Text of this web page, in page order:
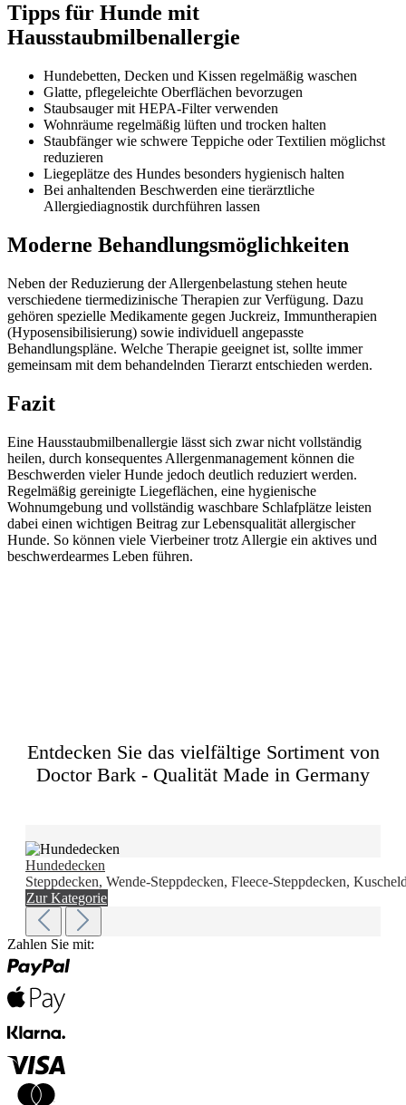
Tipps für Hunde mit
Hausstaubmilbenallergie
Hundebetten, Decken und Kissen regelmäßig waschen
Glatte, pflegeleichte Oberflächen bevorzugen
Staubsauger mit HEPA-Filter verwenden
Wohnräume regelmäßig lüften und trocken halten
Staubfänger wie schwere Teppiche oder Textilien möglichst
reduzieren
Liegeplätze des Hundes besonders hygienisch halten
Bei anhaltenden Beschwerden eine tierärztliche
Allergiediagnostik durchführen lassen
Moderne Behandlungsmöglichkeiten
Neben der Reduzierung der Allergenbelastung stehen heute
verschiedene tiermedizinische Therapien zur Verfügung. Dazu
gehören spezielle Medikamente gegen Juckreiz, Immuntherapien
(Hyposensibilisierung) sowie individuell angepasste
Behandlungspläne. Welche Therapie geeignet ist, sollte immer
gemeinsam mit dem behandelnden Tierarzt entschieden werden.
Fazit
Eine Hausstaubmilbenallergie lässt sich zwar nicht vollständig
heilen, durch konsequentes Allergenmanagement können die
Beschwerden vieler Hunde jedoch deutlich reduziert werden.
Regelmäßig gereinigte Liegeflächen, eine hygienische
Wohnumgebung und vollständig waschbare Schlafplätze leisten
dabei einen wichtigen Beitrag zur Lebensqualität allergischer
Hunde. So können viele Vierbeiner trotz Allergie ein aktives und
beschwerdearmes Leben führen.
Entdecken Sie das vielfältige Sortiment von
Doctor Bark - Qualität Made in Germany
Hundedecken
Steppdecken, Wende-Steppdecken, Fleece-Steppdecken,
Zur Kategorie
Zahlen Sie mit: